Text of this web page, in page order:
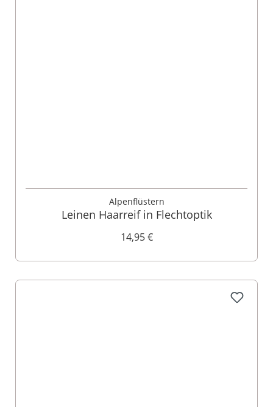
Alpenflüstern
Leinen Haarreif in Flechtoptik
14,95 €